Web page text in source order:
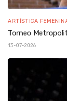
ARTÍSTICA
Torneo
13-07-2026